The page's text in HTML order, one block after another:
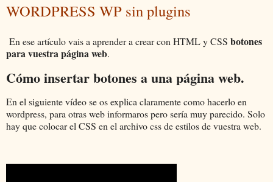
WORDPRESS WP sin plugins
En ese artículo vais a aprender a crear con HTML y CSS botones
para vuestra página web.
Cómo insertar botones a una página web.
En el siguiente vídeo se os explica claramente como hacerlo en
wordpress, para otras web informaros pero sería muy parecido. Solo
hay que colocar el CSS en el archivo css de estilos de vuestra web.